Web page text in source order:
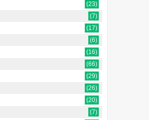
(23)
(7)
(17)
(6)
(16)
(66)
(29)
(26)
(20)
(7)